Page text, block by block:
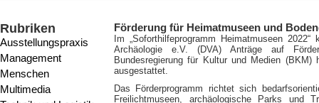
Rubriken
Ausstellungspraxis
Management
Menschen
Multimedia
Förderung für Heimatmuseen und
Im „Soforthilfeprogramm Heimatmuseen
Archäologie e.V. (DVA) Anträge auf
Bundesregierung für Kultur und Medien
ausgestattet.
Das Förderprogramm richtet sich
Freilichtmuseen, archäologische Parks und